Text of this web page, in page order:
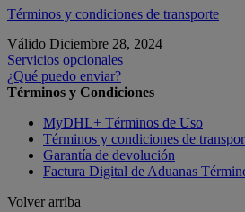
Términos y condiciones de transporte
Válido Diciembre 28, 2024
Servicios opcionales
¿Qué puedo enviar?
Términos y Condiciones
MyDHL+ Términos de Uso
Términos y condiciones de
Garantía de devolución
Factura Digital de Aduanas
Volver arriba